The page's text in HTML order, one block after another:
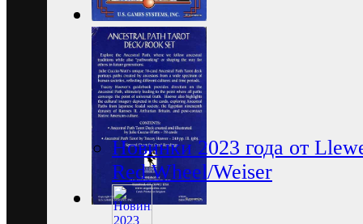
Новинки 2023 года от
Red Wheel/Weiser